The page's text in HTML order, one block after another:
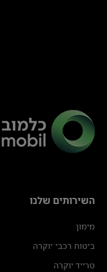
השירותים שלנו
מימון
ביטוח רכבי יוקרה
טרייד יוקרה